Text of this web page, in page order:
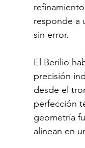
responde a
sin error.
El Berilio
precisión
desde el
perfección
geometría
alinean en